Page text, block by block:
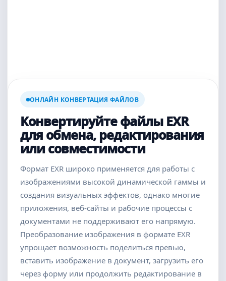
ОНЛАЙН КОНВЕРТАЦИЯ ФАЙЛОВ
Конвертируйте файлы EXR
для обмена, редактирования
или совместимости
Формат EXR широко применяется для работы с
изображениями высокой динамической гаммы и
создания визуальных эффектов, однако многие
приложения, веб-сайты и рабочие процессы с
документами не поддерживают его напрямую.
Преобразование изображения в формате EXR
упрощает возможность поделиться превью,
вставить изображение в документ, загрузить его
через форму или продолжить редактирование в